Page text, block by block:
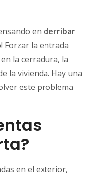
en derribar
Forzar la entrada
la cerradura, la
la vivienda. Hay una
este problema
en el exterior,